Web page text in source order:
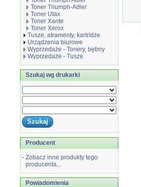
Toner Triumph-Adler
Toner Utax
Toner Xante
Toner Xerox
Tusze, atramenty, kartridże
Urządzenia biurowe
Wyprzedaże - Tonery, bębny
Wyprzedaże - Tusze
Szukaj wg drukarki
Producent
- Zobacz inne produkty tego
producenta...
Powiadomienia